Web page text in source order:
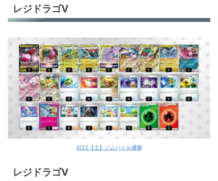
レジドラゴV
6/22【土】ジムバトル優勝
レジドラゴV